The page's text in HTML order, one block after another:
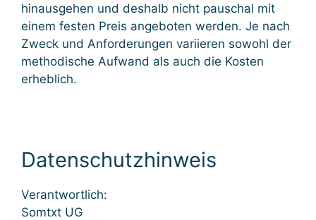
hinausgehen und deshalb nicht pauschal mit
einem festen Preis angeboten werden. Je nach
Zweck und Anforderungen variieren sowohl der
methodische Aufwand als auch die Kosten
erheblich.
Datenschutzhinweis
Verantwortlich:
Somtxt UG